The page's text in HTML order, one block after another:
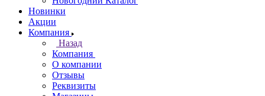
Новинки
Акции
Компания
Назад
Компания
О компании
Отзывы
Реквизиты